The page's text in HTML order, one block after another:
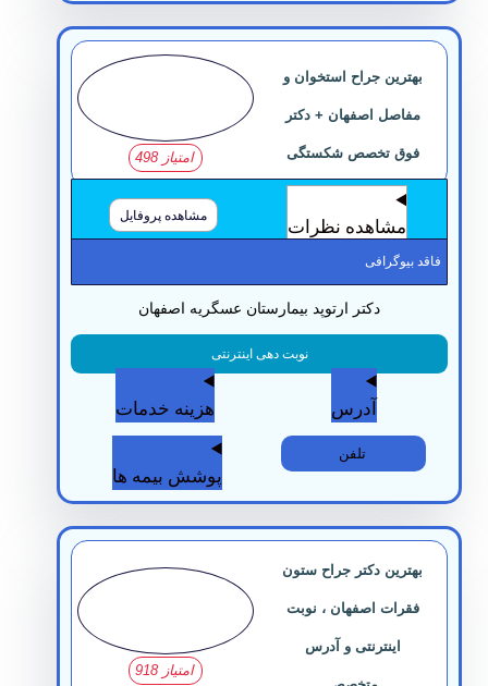
بهترین جراح استخوان و
مفاصل اصفهان + دکتر
فوق تخصص شکستگی
مشاهده نظرات
مشاهده پروفایل
بیوگرافی
دکتر ارتوپد بیمارستان عسگریه اصفهان
نوبت دهی اینترنتی
هزینه خدمات
پوشش بیمه ها
بهترین دکتر جراح ستون
فقرات اصفهان ، نوبت
اینترنتی و آدرس